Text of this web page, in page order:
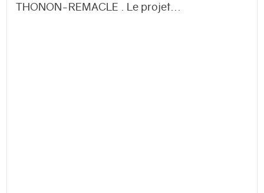
THONON-REMACLE . Le projet...